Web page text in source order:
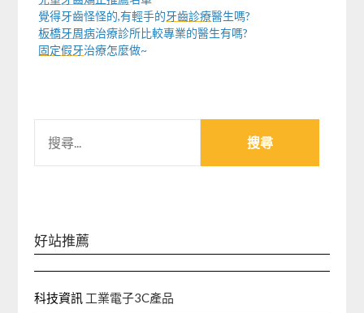
覺得牙齒怪怪的,有輕手的牙齒診療醫生嗎?
板橋牙周病治療診所比較專業的醫生有嗎?
固定假牙治療怎麼做~
關
好站推薦
科技資訊 工業電子3C產品